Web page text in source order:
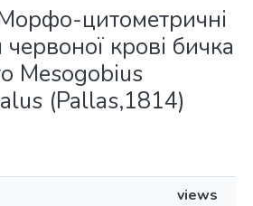
цитометричні
крові бичка
Mesogobius
(Pallas,1814)
views